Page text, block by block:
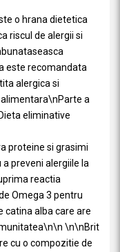
o hrana dietetica
riscul de alergii si
este recomandata
alergica si
a
eliminative
proteine si grasimi
preveni alergiile la
reactia
Omega 3 pentru
alba care are
\n\nBrit
cu o compozitie de